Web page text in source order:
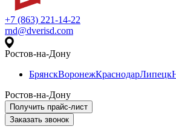
+7 (863) 221-14-22
rnd@dverisd.com
Ростов-на-Дону
БрянскВоронежКраснодарЛипецк
Ростов-на-Дону
Получить прайс-лист
Заказать звонок